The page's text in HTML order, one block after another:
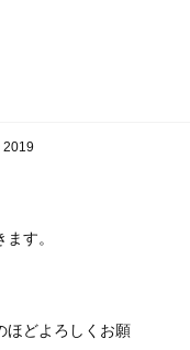
2019
す。
ほどよろしくお願